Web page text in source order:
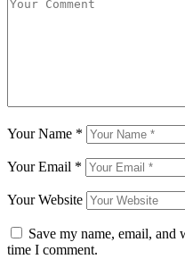
Your Name *
Your Email *
Your Website
Save my name, email, and
time I comment.